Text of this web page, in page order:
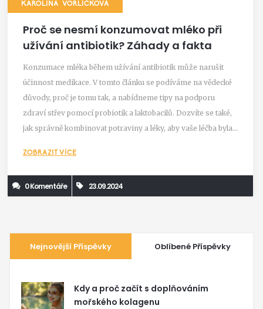
KAROLÍNA VORLÍČKOVÁ
Proč se nesmí konzumovat mléko při
užívání antibiotik? Záhady a fakta
Konzumace mléka během užívání antibiotik může narušit
účinnost medikace. V tomto článku se podíváme na vědecké
důvody, proč je tomu tak, a nabídneme tipy na podporu
zdraví střev pomocí probiotik a laktobacilů. Dozvíte se také,
jak správně kombinovat potraviny a léky, aby vaše léčba byla
ZOBRAZIT VÍCE
0 Komentáře 23.09.2024
Nejnovější Příspěvky Oblíbené Příspěvky
Kdy a proč začít s doplňováním
mořského kolagenu